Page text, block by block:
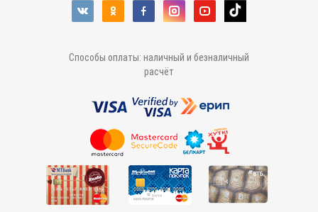
Способы оплаты: наличный и безналичный
расчёт